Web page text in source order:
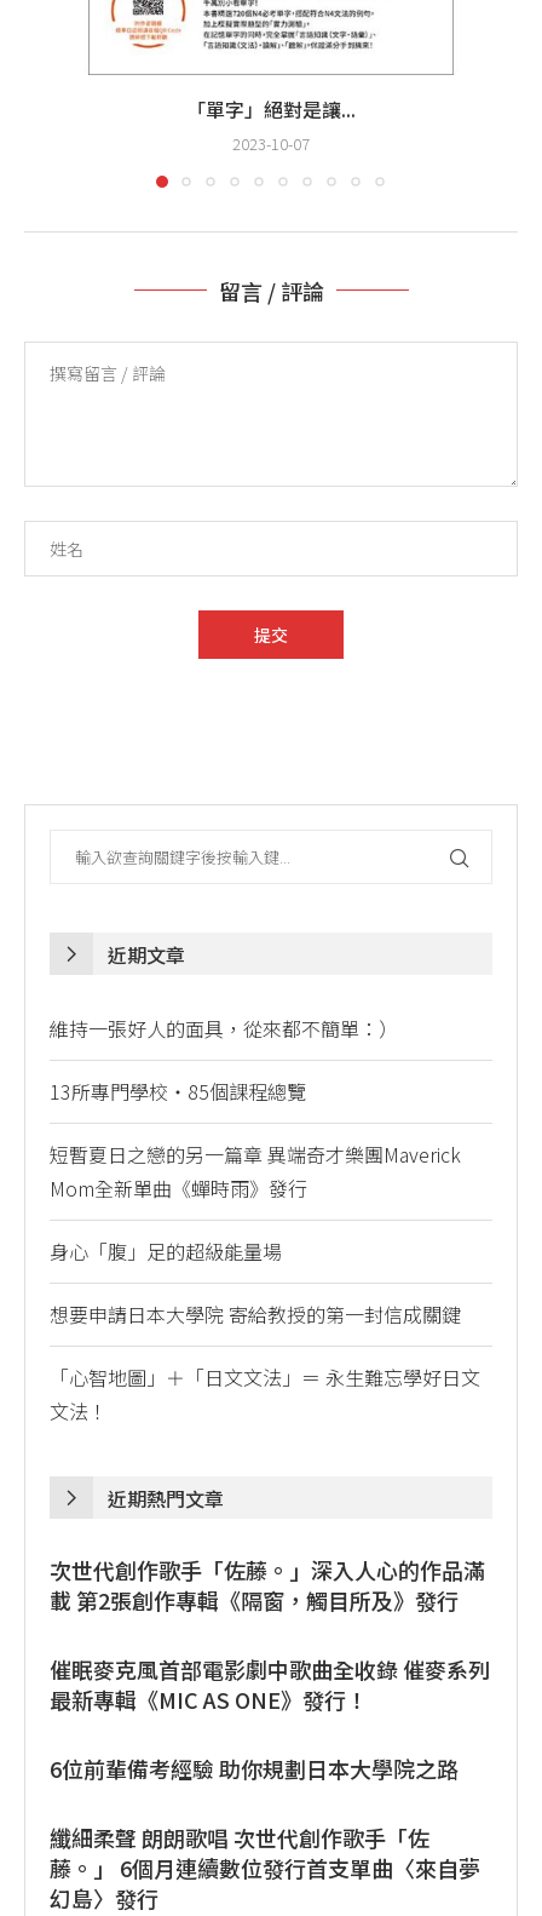
「單字」絕對是讓...
2023-10-07
留言 / 評論
近期文章
維持一張好人的面具，從來都不簡單：）
13所專門學校・85個課程總覽
短暫夏日之戀的另一篇章 異端奇才樂團Maverick
Mom全新單曲《蟬時雨》發行
身心「腹」足的超級能量場
想要申請日本大學院 寄給教授的第一封信成關鍵
「心智地圖」＋「日文文法」＝ 永生難忘學好日文
文法！
近期熱門文章
次世代創作歌手「佐藤。」深入人心的作品滿
載 第2張創作專輯《隔窗，觸目所及》發行
催眠麥克風首部電影劇中歌曲全收錄 催麥系列
最新專輯《MIC AS ONE》發行！
6位前輩備考經驗 助你規劃日本大學院之路
纖細柔聲 朗朗歌唱 次世代創作歌手「佐
藤。」 6個月連續數位發行首支單曲〈來自夢
幻島〉發行